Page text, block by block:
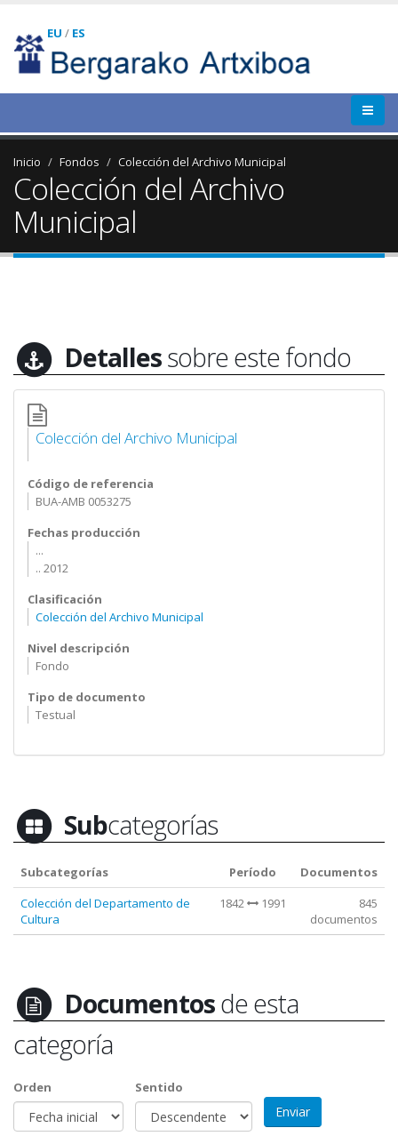
EU / ES
Inicio Fondos Colección del Archivo Municipal
Colección del Archivo
Municipal
Detallessobre este fondo
Colección del Archivo Municipal
Código de referencia
BUA-AMB 0053275
Fechas producción
...
.. 2012
Clasificación
Colección del Archivo Municipal
Nivel descripción
Fondo
Tipo de documento
Testual
Subcategorías
Subcategorías Período
Documentos
Colección del Departamento de
Cultura
1842 1991
845
documentos
Documentosde esta
categoría
Orden Sentido